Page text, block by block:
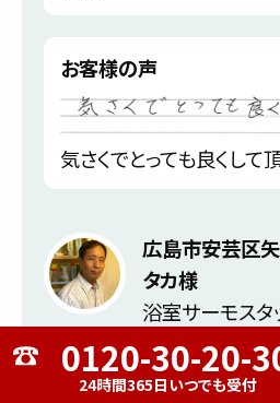
24時間365日いつでも受付
お客様の声
気さくでとっても良くして
広島市安芸区
タカ様
浴室サーモス
トラブル内容